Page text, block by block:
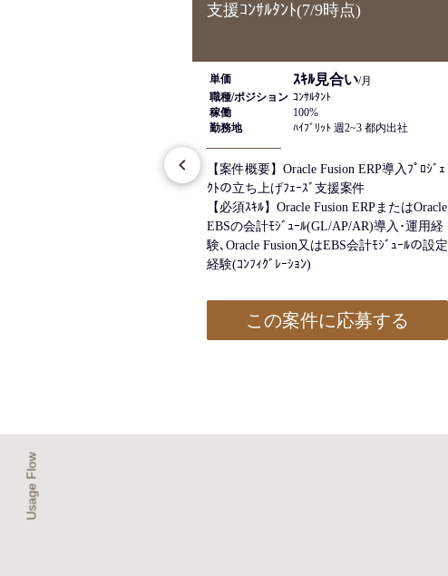
支援ｺﾝｻﾙﾀﾝﾄ(7/9時点)
単価 ｽｷﾙ見合い/月
職種/ポジション ｺﾝｻﾙﾀﾝﾄ
稼働
100%
勤務地
ﾊｲﾌﾞﾘｯﾄ 週2~3 都内出社
【案件概要】Oracle Fusion ERP導入ﾌﾟﾛｼﾞｪ
ｸﾄの立ち上げﾌｪｰｽﾞ支援案件
【必須ｽｷﾙ】Oracle Fusion ERPまたはOracle
EBSの会計ﾓｼﾞｭｰﾙ(GL/AP/AR)導入･運用経
験､Oracle Fusion又はEBS会計ﾓｼﾞｭｰﾙの設定
経験(ｺﾝﾌｨｸﾞﾚｰｼｮﾝ)
この案件に応募する